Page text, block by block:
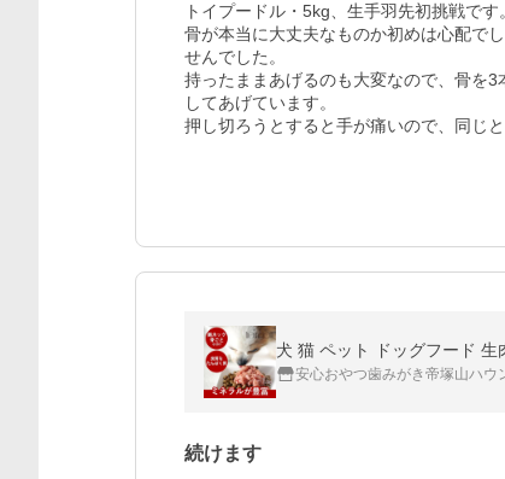
トイプードル・5kg、生手羽先初挑戦です。
骨が本当に大丈夫なものか初めは心配で
せんでした。
持ったままあげるのも大変なので、骨を
してあげています。
押し切ろうとすると手が痛いので、同じ
犬 猫 ペット ドッグフード
安心おやつ歯みがき帝塚山ハウ
続けます